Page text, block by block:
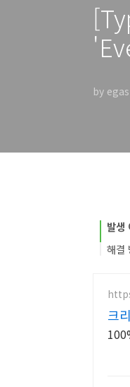
발생
해결
by egas
크